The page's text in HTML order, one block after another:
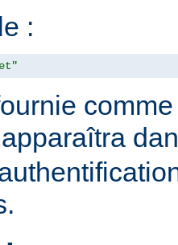
:
apparaîtra